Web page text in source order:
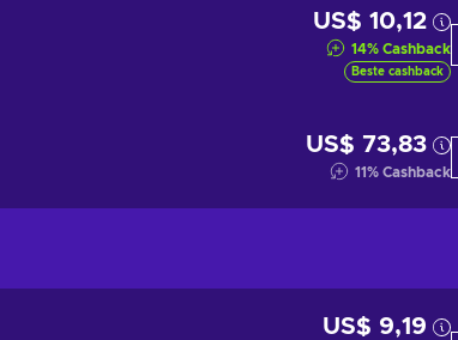
US$ 10,12
14% Cashback
Beste cashback
US$ 73,83
11% Cashback
US$ 9,19